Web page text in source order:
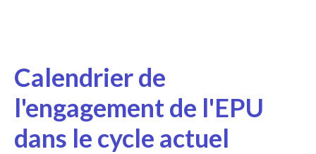
Calendrier de
l'engagement de l'EPU
dans le cycle actuel